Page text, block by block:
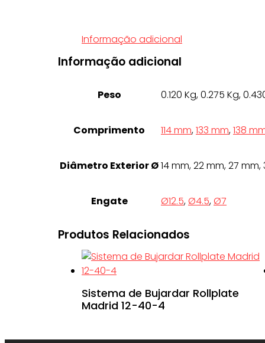
Informação adicional
Informação adicional
Peso 0.120 Kg, 0.275 Kg,
Comprimento 114 mm,133 mm,138
Diâmetro Exterior Ø14 mm, 22 mm, 27
Engate Ø12.5,Ø4.5,Ø7
Produtos Relacionados
Sistema de Bujardar Rollplate
Madrid 12-40-4